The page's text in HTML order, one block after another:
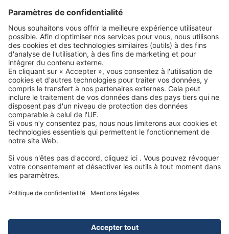
Tél. : +33 1 60652300
E-mail : info.fr@tente.com
CONTACT
JURIDIQUE
Copyright © 2026 par TENTE International GmbH. Tous droits
réservés. Conçu par TENTE International GmbH
Déclaration relative aux cookies